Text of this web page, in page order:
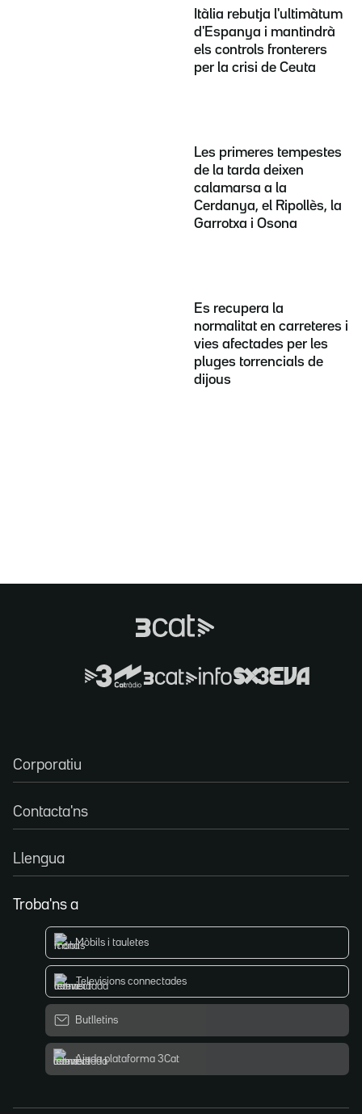
Itàlia rebutja l'ultimàtum
d'Espanya i mantindrà
els controls fronterers
per la crisi de Ceuta
Les primeres tempestes
de la tarda deixen
calamarsa a la
Cerdanya, el Ripollès, la
Garrotxa i Osona
Es recupera la
normalitat en carreteres i
vies afectades per les
pluges torrencials de
dijous
Corporatiu
Contacta'ns
Llengua
Troba'ns a
Mòbils i tauletes
Televisions connectades
Butlletins
Ajuda plataforma 3Cat